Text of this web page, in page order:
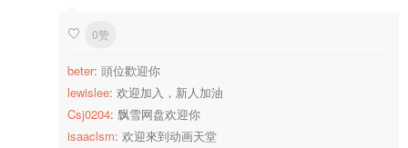
 0赞
beter: 頭位歡迎你
lewislee: 欢迎加入，新人加油
Csj0204: 飘雪网盘欢迎你
isaaclsm: 欢迎來到动画天堂